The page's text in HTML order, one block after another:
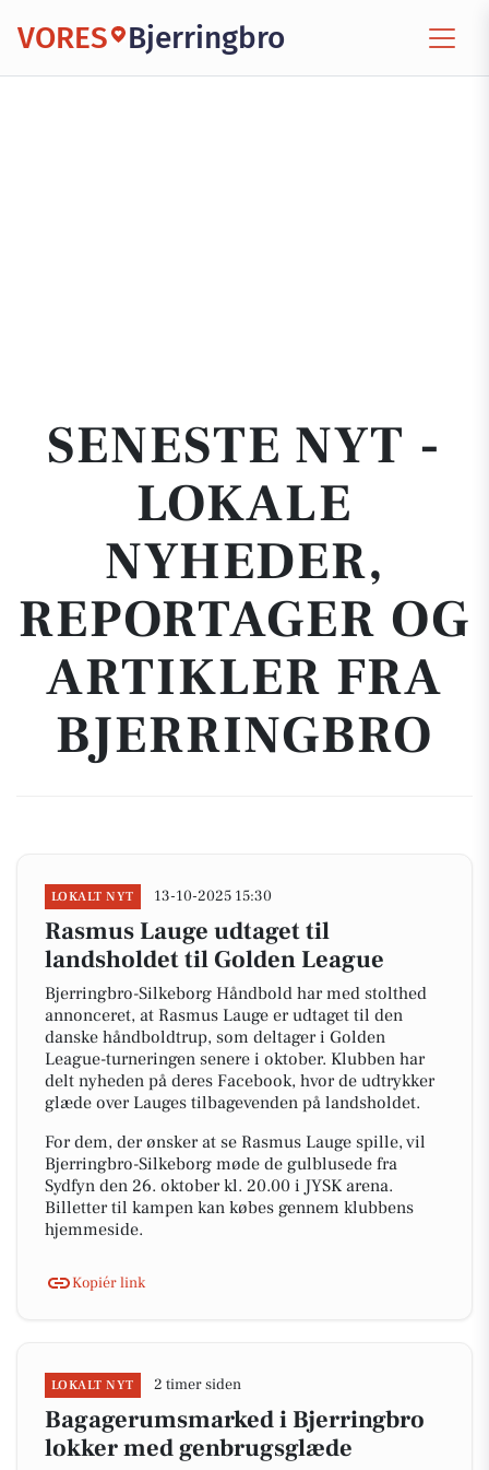
VORES Bjerringbro
SENESTE NYT -
LOKALE
NYHEDER,
REPORTAGER OG
ARTIKLER FRA
BJERRINGBRO
LOKALT NYT 13-10-2025 15:30
Rasmus Lauge udtaget til
landsholdet til Golden League
Bjerringbro-Silkeborg Håndbold har med stolthed
annonceret, at Rasmus Lauge er udtaget til den
danske håndboldtrup, som deltager i Golden
League-turneringen senere i oktober. Klubben har
delt nyheden på deres Facebook, hvor de udtrykker
glæde over Lauges tilbagevenden på landsholdet.
For dem, der ønsker at se Rasmus Lauge spille, vil
Bjerringbro-Silkeborg møde de gulblusede fra
Sydfyn den 26. oktober kl. 20.00 i JYSK arena.
Billetter til kampen kan købes gennem klubbens
hjemmeside.
Kopiér link
LOKALT NYT 2 timer siden
Bagagerumsmarked i Bjerringbro
lokker med genbrugsglæde